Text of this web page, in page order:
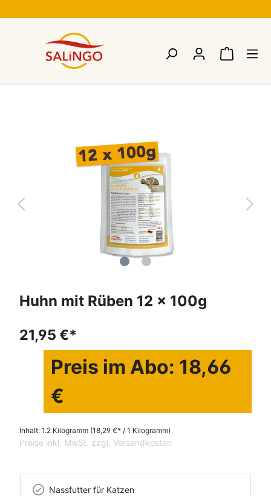
Huhn mit Rüben 12 x 100g
21,95 €*
Preis im Abo: 18,66
€
Inhalt: 1.2 Kilogramm (18,29 €* / 1 Kilogramm)
Preise inkl. MwSt. zzgl. Versandkosten
Nassfutter für Katzen